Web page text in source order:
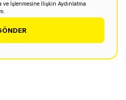
ve İşlenmesine İlişkin Aydınlatma